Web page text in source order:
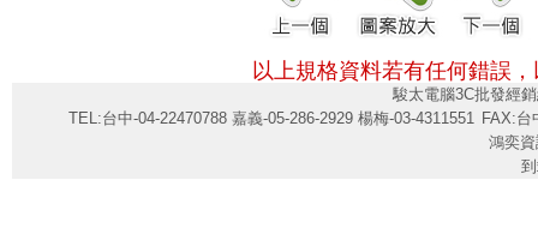
以上規格資料若有任何錯誤
駿太電腦3C批發經
TEL:台中-04-22470788 嘉義-05-286-2929 楊梅-03-4311551 FAX:台
鴻奕